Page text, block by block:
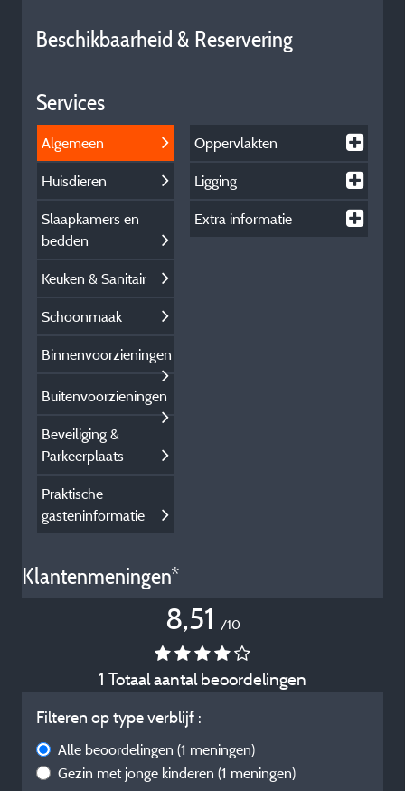
Beschikbaarheid & Reservering
Services
Algemeen
Huisdieren
Slaapkamers en
bedden
Keuken & Sanitair
Schoonmaak
Binnenvoorzieningen
Buitenvoorzieningen
Beveiliging &
Parkeerplaats
Praktische
gasteninformatie
Oppervlakten
Ligging
Extra informatie
Klantenmeningen*
8,51 /10
1 Totaal aantal beoordelingen
Filteren op type verblijf :
Alle beoordelingen (1 meningen)
Gezin met jonge kinderen (1 meningen)